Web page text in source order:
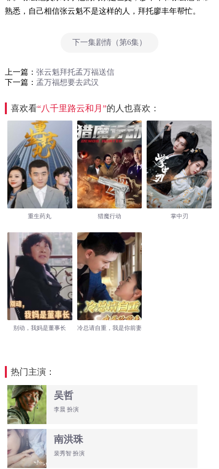
熟悉，自己相信张云魁不是这样的人，拜托廖丰年帮忙。
下一集剧情（第6集）
上一篇： 张云魁拜托孟万福送信
下一篇： 孟万福想要去武汉
喜欢看“八千里路云和月”的人也喜欢：
重生药丸 猎魔行动 掌中刃
别动，我妈是董事长 冷总请自重，我是你前妻
热门主演：
吴哲
李晨 扮演
南洪珠
裴秀智 扮演